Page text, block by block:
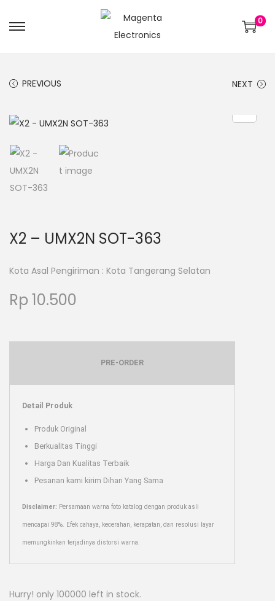
0
PREVIOUS NEXT
X2 – UMX2N SOT-363
Kota Asal Pengiriman : Kota Tangerang Selatan
Rp 10.500
PRE-ORDER
Detail Produk
Produk Original
Berkualitas Tinggi
Harga Dan Kualitas Terbaik
Pesanan kami kirim Dihari Yang Sama
Disclaimer: Persamaan warna foto katalog dengan produk asli
mencapai 98%. Efek cahaya, kecerahan, kerapatan, dan resolusi layar
memungkinkan terjadinya distorsi warna.
Hurry! only 100000 left in stock.